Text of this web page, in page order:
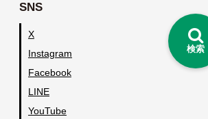
検索
SNS
X
Instagram
Facebook
LINE
YouTube